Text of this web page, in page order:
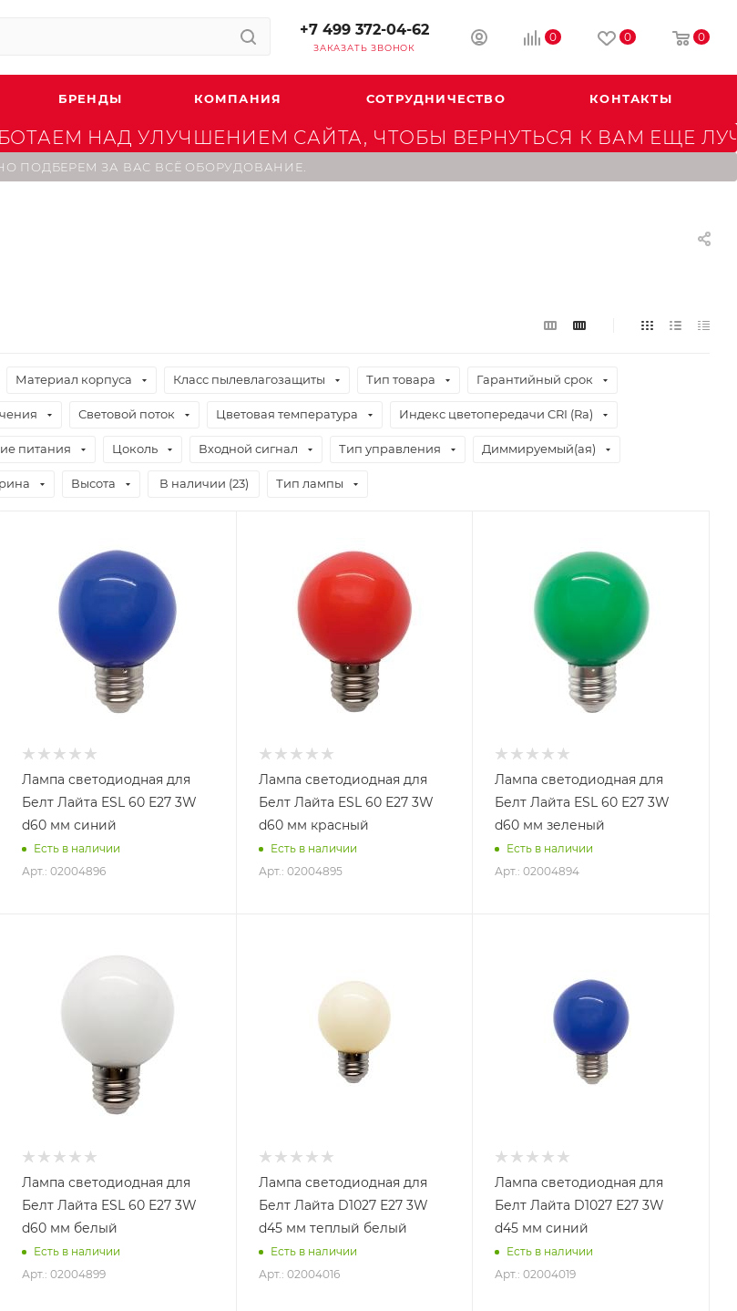
+7 499 372-04-62
ЗАКАЗАТЬ ЗВОНОК
0 0 0
БРЕНДЫ КОМПАНИЯ СОТРУДНИЧЕСТВО КОНТАКТЫ
НАД УЛУЧШЕНИЕМ САЙТА, ЧТОБЫ ВЕРНУТЬСЯ К ВАМ ЕЩЕ
ПОДБЕРЕМ ЗА ВАС ВСЁ ОБОРУДОВАНИЕ.
Материал корпуса Класс пылевлагозащиты Тип товара Гарантийный срок
Световой поток Цветовая температура Индекс цветопередачи CRI (Ra)
питания Цоколь Входной сигнал Тип управления Диммируемый(ая)
Высота В наличии (23) Тип лампы
Лампа светодиодная для
Белт Лайта ESL 60 Е27 3W
d60 мм синий
Есть в наличии
Арт.: 02004896
Лампа светодиодная для
Белт Лайта ESL 60 Е27 3W
d60 мм красный
Есть в наличии
Арт.: 02004895
Лампа светодиодная для
Белт Лайта ESL 60 Е27 3W
d60 мм зеленый
Есть в наличии
Арт.: 02004894
Лампа светодиодная для
Белт Лайта ESL 60 Е27 3W
d60 мм белый
Есть в наличии
Арт.: 02004899
Лампа светодиодная для
Белт Лайта D1027 Е27 3W
d45 мм теплый белый
Есть в наличии
Арт.: 02004016
Лампа светодиодная для
Белт Лайта D1027 Е27 3W
d45 мм синий
Есть в наличии
Арт.: 02004019